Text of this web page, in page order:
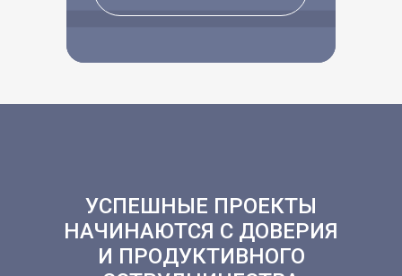
УСПЕШНЫЕ ПРОЕКТЫ
НАЧИНАЮТСЯ С ДОВЕРИЯ
И ПРОДУКТИВНОГО